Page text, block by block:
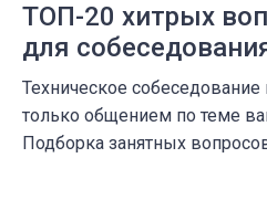
ТОП-20 хитрых
для
Техническое
только общением по теме
Подборка занятных